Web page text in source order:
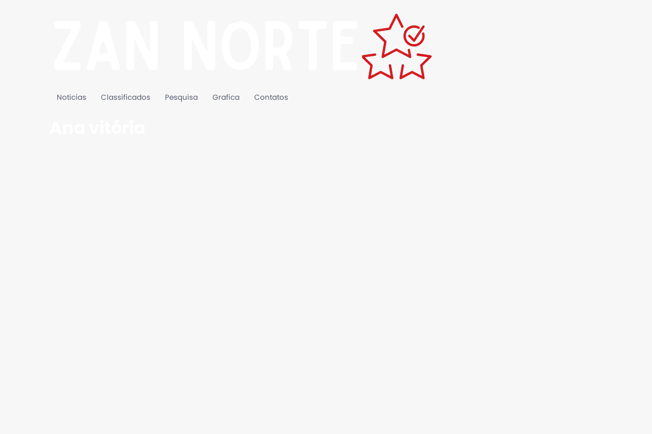
Noticias Classificados Pesquisa Grafica Contatos